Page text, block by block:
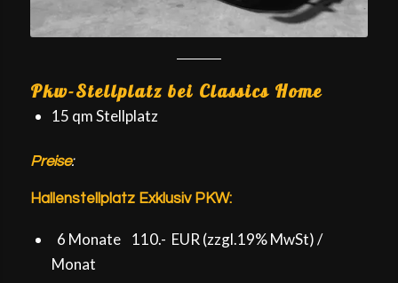
Pkw-Stellplatz bei Classics Home
15 qm Stellplatz
Preise:
Hallenstellplatz Exklusiv PKW:
6 Monate 110.- EUR (zzgl.19% MwSt) /
Monat